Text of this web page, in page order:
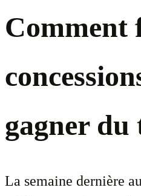
Comment
gagner du
La semaine dernière